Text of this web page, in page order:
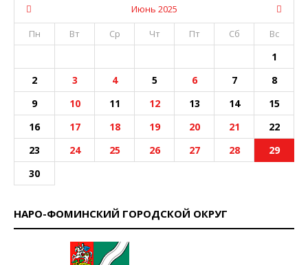
Июнь 2025
Пн
Вт Ср Чт Пт Сб Вс
1
2
3 4 5 6 7
8
9
10 11 12 13 14
15
16
17 18 19 20 21
22
23
24 25 26 27 28
29
30
НАРО-ФОМИНСКИЙ ГОРОДСКОЙ ОКРУГ